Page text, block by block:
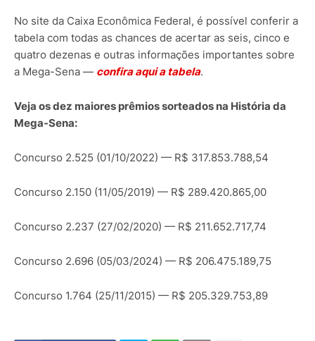
No site da Caixa Econômica Federal, é possível conferir a
tabela com todas as chances de acertar as seis, cinco e
quatro dezenas e outras informações importantes sobre
a Mega-Sena — confira aqui a tabela.
Veja os dez maiores prêmios sorteados na História da
Mega-Sena:
Concurso 2.525 (01/10/2022) — R$ 317.853.788,54
Concurso 2.150 (11/05/2019) — R$ 289.420.865,00
Concurso 2.237 (27/02/2020) — R$ 211.652.717,74
Concurso 2.696 (05/03/2024) — R$ 206.475.189,75
Concurso 1.764 (25/11/2015) — R$ 205.329.753,89